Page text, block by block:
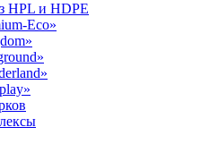
HPL и HDPE
Eco»